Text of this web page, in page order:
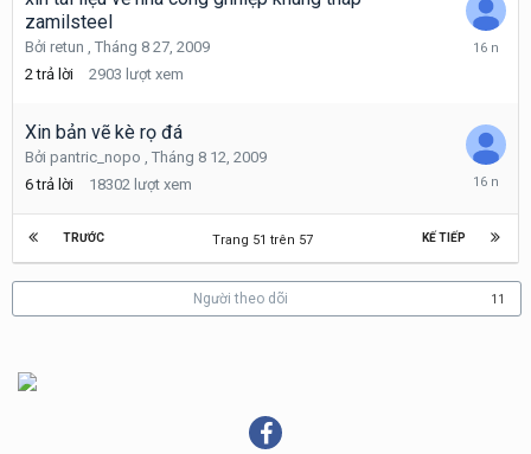
zamilsteel
Bởi retun , Tháng 8 27, 2009
2 trả lời 2903 lượt xem
Tháng
Xin bản vẽ kè rọ đá
Bởi pantric_nopo , Tháng 8 12, 2009
6 trả lời 18302 lượt xem
Tháng
22,
2009
TRƯỚC KẾ TIẾP
Trang 51 trên 57
Người theo dõi 11